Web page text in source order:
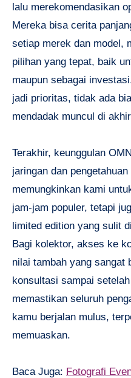
lalu merekomendasikan
Mereka bisa cerita
setiap merek dan model,
pilihan yang tepat, baik
maupun sebagai
jadi prioritas, tidak ada
mendadak muncul di
Terakhir, keunggulan
jaringan dan
memungkinkan kami
jam-jam populer, tetapi
limited edition yang sulit
Bagi kolektor, akses ke
nilai tambah yang sangat
konsultasi sampai
memastikan seluruh
kamu berjalan mulus,
memuaskan.
Baca Juga: Fotografi